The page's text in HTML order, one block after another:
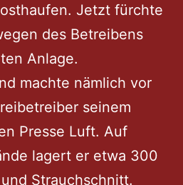
Jetzt fürchte
des Betreibens
Anlage.
machte nämlich vor
seinem
Presse Luft. Auf
lagert er etwa 300
Strauchschnitt.